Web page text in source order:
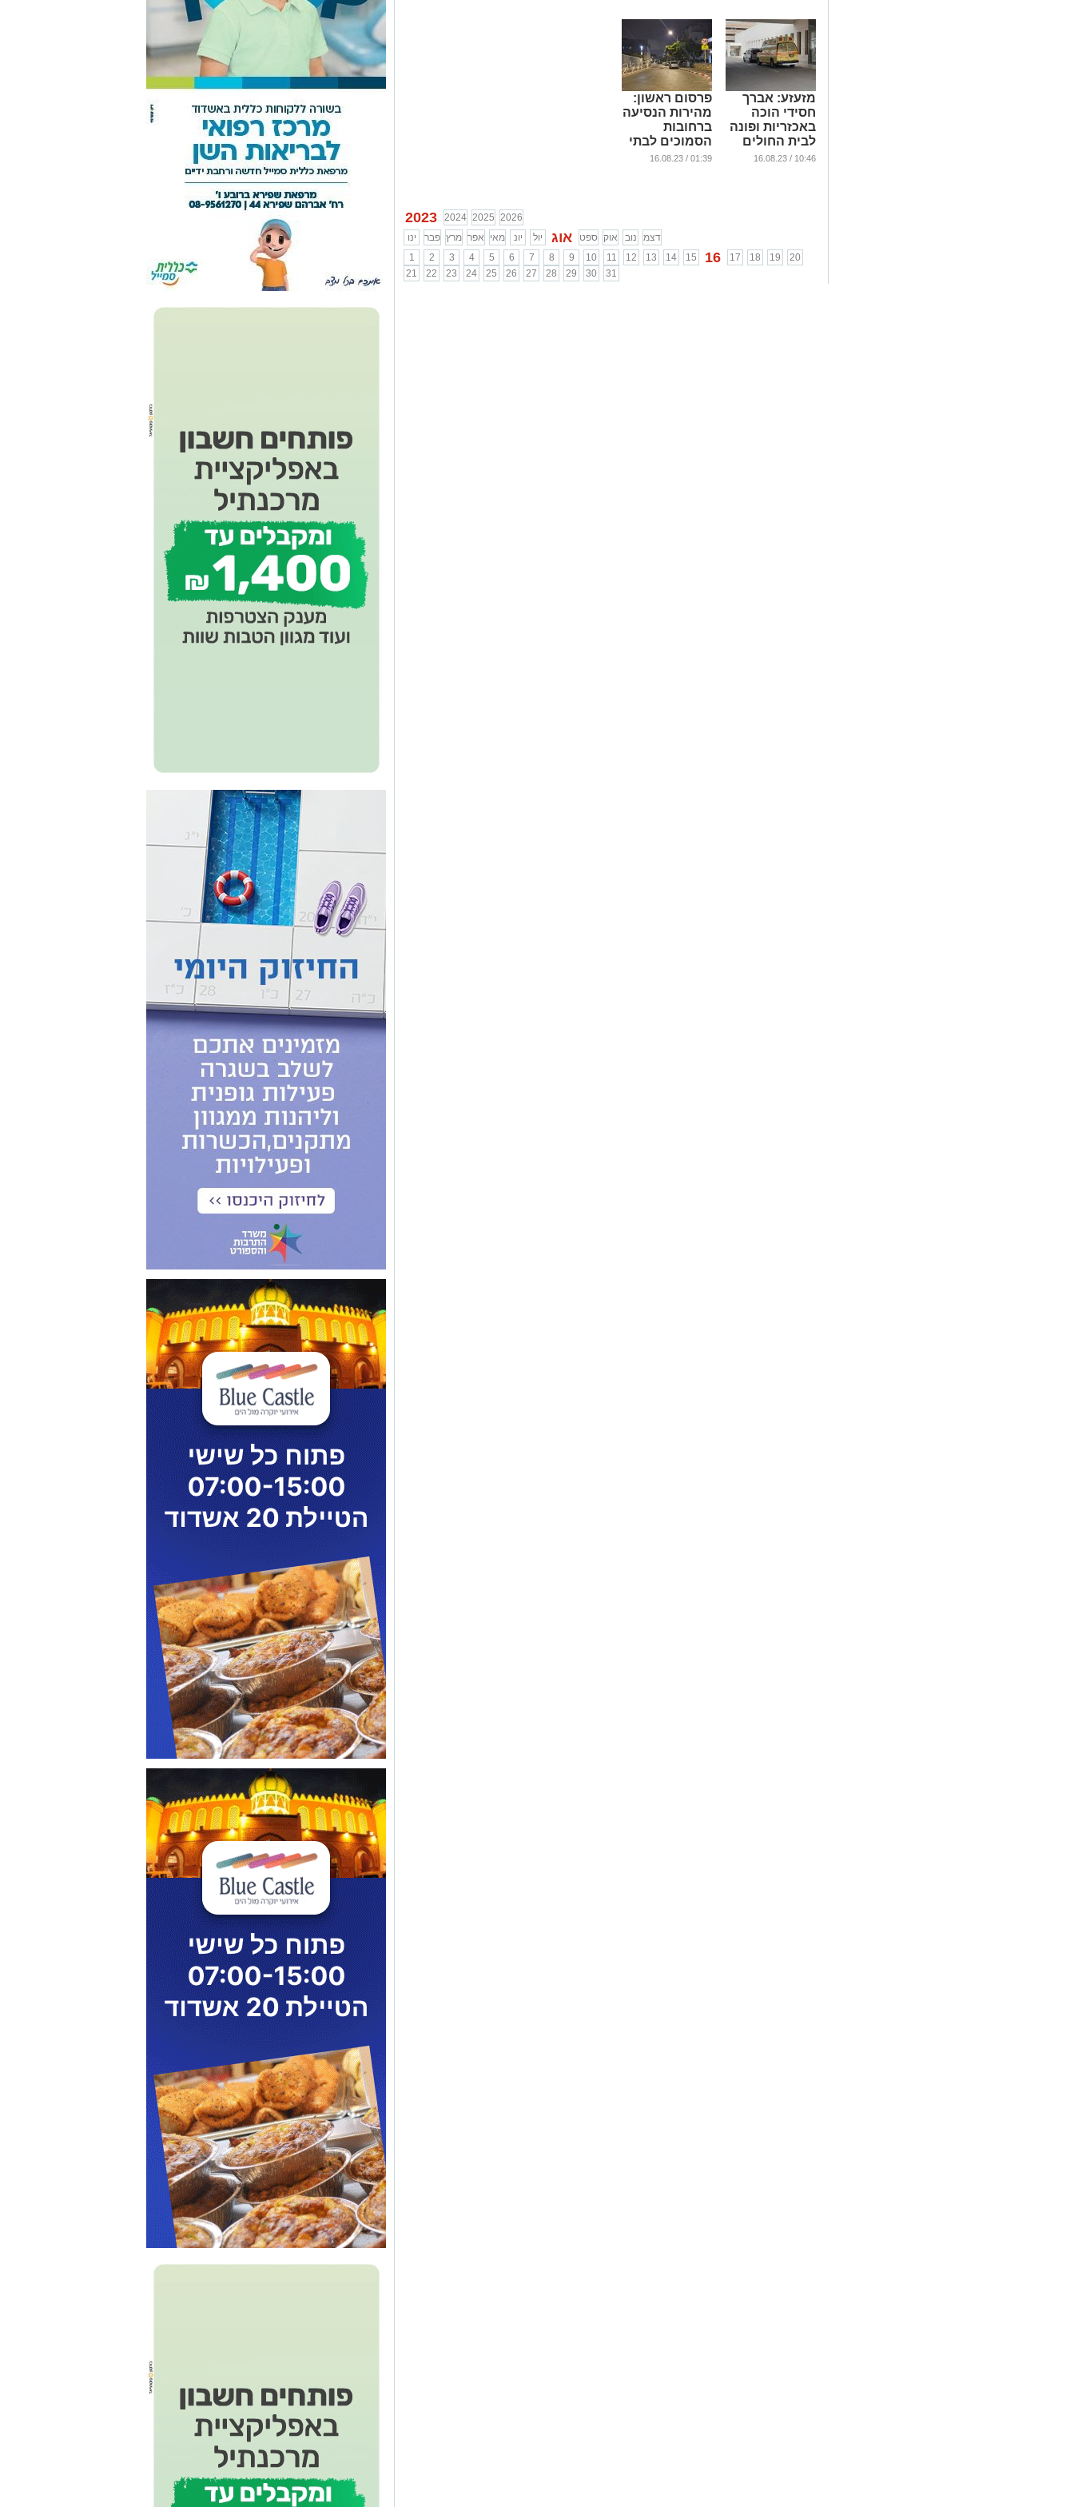
מזעזע: אברך
חסידי הוכה
באכזריות ופונה
לבית החולים
אסותא
10:46 / 16.08.23
פרסום ראשון:
מהירות הנסיעה
ברחובות
הסמוכים לבתי
ספר בעיר
01:39 / 16.08.23
2023 2024 2025 2026
ינו
פבר מרץ אפר מאי יונ יול אוג ספט אוק נוב
דצמ
1
2 3 4 5 6 7 8 9 10 11 12 13 14 15 16 17 18 19
20
21
22 23 24 25 26 27 28 29 30 31